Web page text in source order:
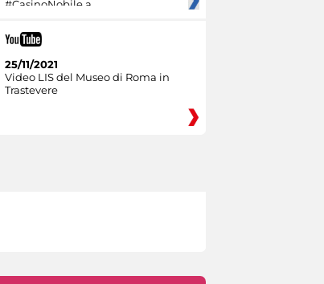
#CasinoNobile a
25/11/2021
Video LIS del Museo di Roma in
Trastevere